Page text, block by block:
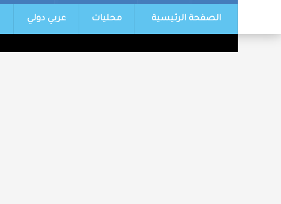
الصفحة الرئيسية محليات عربي دولي